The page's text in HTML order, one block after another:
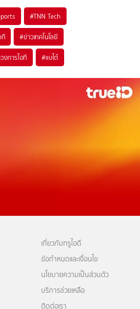
#TNN Tech
ที #ข่าวเทคโนโลยี
งการไอที #แบไต๋
เกี่ยวกับทรูไอดี
ข้อกำหนดและเงื่อนไข
นโยบายความเป็นส่วนตัว
บริการช่วยเหลือ
ติดต่อเรา